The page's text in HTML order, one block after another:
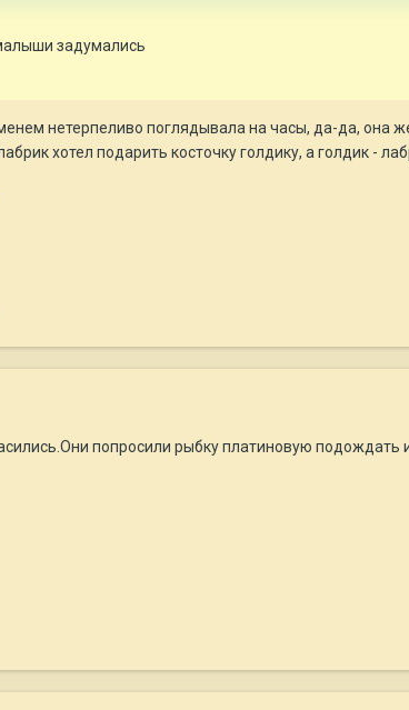
задумались
нетерпеливо поглядывала на часы, да-да, она
хотел подарить косточку голдику, а голдик -
попросили рыбку платиновую подождать